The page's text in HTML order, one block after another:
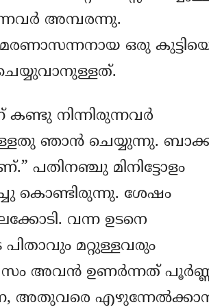
അമ്പരന്നു.
ഒരു
നിന്നിരുന്നവര്‍
ഞാന്‍ ചെയ്യുന്നു.
പതിനഞ്ചു മിനിട്ടോളം
കൊണ്ടിരുന്നു. ശേഷം
വന്ന ഉടനെ
പിതാവും മറ്റുള്ളവരും
ദിവസം അവന്‍ ഉണര്‍ന്നത്
അതുവരെ